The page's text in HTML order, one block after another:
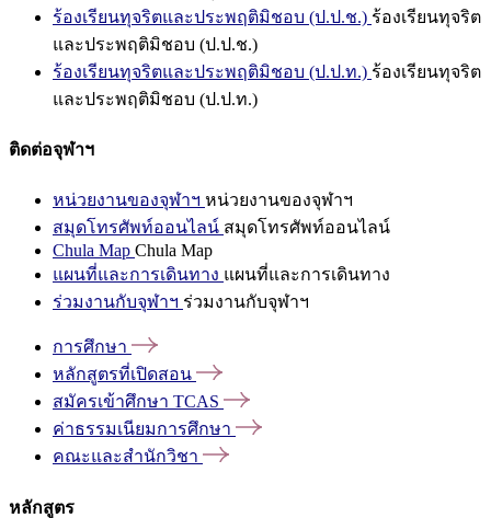
ร้องเรียนทุจริตและประพฤติมิชอบ (ป.ป.ช.) ร้องเรียนทุจริต
และประพฤติมิชอบ (ป.ป.ช.)
ร้องเรียนทุจริตและประพฤติมิชอบ (ป.ป.ท.) ร้องเรียนทุจริต
และประพฤติมิชอบ (ป.ป.ท.)
ติดต่อจุฬาฯ
หน่วยงานของจุฬาฯ หน่วยงานของจุฬาฯ
สมุดโทรศัพท์ออนไลน์ สมุดโทรศัพท์ออนไลน์
Chula Map Chula Map
แผนที่และการเดินทาง แผนที่และการเดินทาง
ร่วมงานกับจุฬาฯ ร่วมงานกับจุฬาฯ
การศึกษา
หลักสูตรที่เปิดสอน
สมัครเข้าศึกษา TCAS
ค่าธรรมเนียมการศึกษา
คณะและสำนักวิชา
หลักสูตร